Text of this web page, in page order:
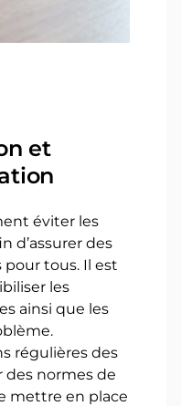
et
éviter les
d’assurer des
tous. Il est
les
ainsi que les
régulières des
des normes de
mettre en place